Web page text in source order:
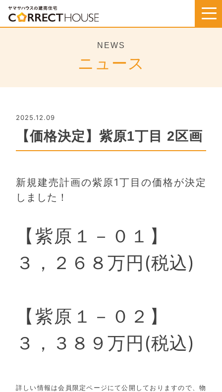
Skip
content
NEWS
ニュース
2025.12.09
【価格決定】紫原1丁目 2区画
新規建売計画の紫原1丁目の価格が決定
しました！
【紫原１－０１】
３，２６８万円(税込)
【紫原１－０２】
３，３８９万円(税込)
詳しい情報は会員限定ページにて公開しておりますので、物